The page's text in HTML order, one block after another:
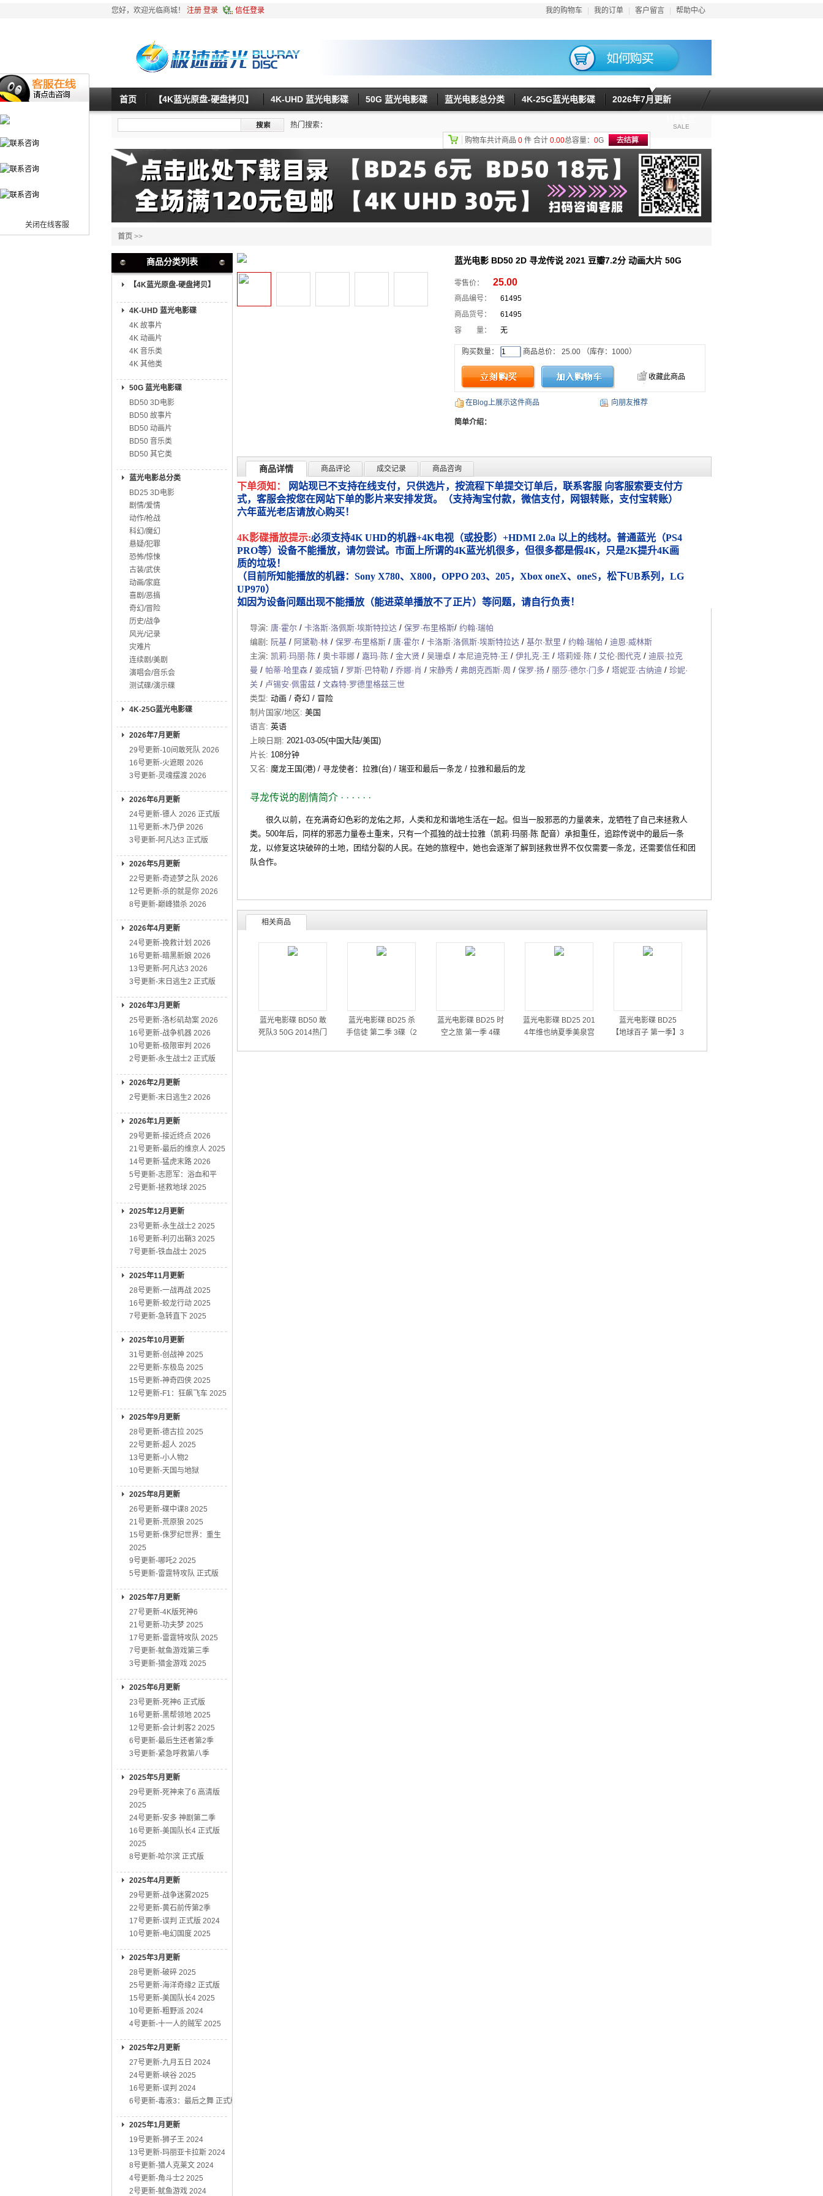
关闭在线客服
您好，欢迎光临商城！ 注册 登录 信任登录 我的购物车 我的订单 客户留言 帮助中心
首页 【4K蓝光原盘-硬盘拷贝】 4K-UHD 蓝光电影碟 50G 蓝光电影碟 蓝光电影总分类 4K-25G蓝光电影碟 2026年7月更新
SALE
热门搜索：
购物车共计商品 0 件 合计 0.00总容量： 0G
首页 >>
商品分类列表
【4K蓝光原盘-硬盘拷贝】
4K-UHD 蓝光电影碟
4K 故事片
4K 动画片
4K 音乐类
4K 其他类
50G 蓝光电影碟
BD50 3D电影
BD50 故事片
BD50 动画片
BD50 音乐类
BD50 其它类
蓝光电影总分类
BD25 3D电影
剧情/爱情
动作/枪战
科幻/魔幻
悬疑/犯罪
恐怖/惊悚
古装/武侠
动画/家庭
喜剧/恶搞
奇幻/冒险
历史/战争
风光/记录
灾难片
连续剧/美剧
演唱会/音乐会
测试碟/演示碟
4K-25G蓝光电影碟
2026年7月更新
29号更新-10间敢死队 2026
16号更新-火遮眼 2026
3号更新-灵魂摆渡 2026
2026年6月更新
24号更新-镖人 2026 正式版
11号更新-木乃伊 2026
3号更新-阿凡达3 正式版
2026年5月更新
22号更新-奇迹梦之队 2026
12号更新-杀的就是你 2026
8号更新-巅峰猎杀 2026
2026年4月更新
24号更新-挽救计划 2026
16号更新-暗黑新娘 2026
13号更新-阿凡达3 2026
3号更新-末日逃生2 正式版
2026年3月更新
25号更新-洛杉矶劫案 2026
16号更新-战争机器 2026
10号更新-极限审判 2026
2号更新-永生战士2 正式版
2026年2月更新
2号更新-末日逃生2 2026
2026年1月更新
29号更新-接近终点 2026
21号更新-最后的维京人 2025
14号更新-猛虎末路 2026
5号更新-志愿军：浴血和平
2号更新-拯救地球 2025
2025年12月更新
23号更新-永生战士2 2025
16号更新-利刃出鞘3 2025
7号更新-铁血战士 2025
2025年11月更新
28号更新-一战再战 2025
16号更新-蛟龙行动 2025
7号更新-急转直下 2025
2025年10月更新
31号更新-创战神 2025
22号更新-东极岛 2025
15号更新-神奇四侠 2025
12号更新-F1：狂飙飞车 2025
2025年9月更新
28号更新-德古拉 2025
22号更新-超人 2025
13号更新-小人物2
10号更新-天国与地狱
2025年8月更新
26号更新-碟中谍8 2025
21号更新-荒原狼 2025
15号更新-侏罗纪世界：重生
2025
9号更新-哪吒2 2025
5号更新-雷霆特攻队 正式版
2025年7月更新
27号更新-4K版死神6
21号更新-功夫梦 2025
17号更新-雷霆特攻队 2025
7号更新-鱿鱼游戏第三季
3号更新-猎金游戏 2025
2025年6月更新
23号更新-死神6 正式版
16号更新-黑帮领地 2025
12号更新-会计刺客2 2025
6号更新-最后生还者第2季
3号更新-紧急呼救第八季
2025年5月更新
29号更新-死神来了6 高清版
2025
24号更新-安多 神剧第二季
16号更新-美国队长4 正式版
2025
8号更新-哈尔滨 正式版
2025年4月更新
29号更新-战争迷雾2025
22号更新-黄石前传第2季
17号更新-误判 正式版 2024
10号更新-电幻国度 2025
2025年3月更新
28号更新-破碎 2025
25号更新-海洋奇缘2 正式版
15号更新-美国队长4 2025
10号更新-粗野派 2024
4号更新-十一人的贼军 2025
2025年2月更新
27号更新-九月五日 2024
24号更新-峡谷 2025
16号更新-误判 2024
6号更新-毒液3：最后之舞 正式版
2025年1月更新
19号更新-狮子王 2024
13号更新-玛丽亚卡拉斯 2024
8号更新-猎人克莱文 2024
4号更新-角斗士2 2025
2号更新-鱿鱼游戏 2024
蓝光电影 BD50 2D 寻龙传说 2021 豆瓣7.2分 动画大片 50G
零售价： 25.00
商品编号：
61495
商品货号：
61495
容 量：
无
购买数量： 商品总价： 25.00 （库存： 1000）
收藏此商品
在Blog上展示这件商品 向朋友推荐
简单介绍：
商品详情 商品评论 成交记录 商品咨询
下单须知：
网站现已不支持在线支付，只供选片，按流程下单提交订单后，联系客服 向客服索要支付方
式，客服会按您在网站下单的影片来安排发货。（支持淘宝付款，微信支付，网银转账，支付宝转账）
六年蓝光老店请放心购买！
4K影碟播放提示:必须支持4K UHD的机器+4K电视（或投影）+HDMI 2.0a 以上的线材。普通蓝光（PS4
PRO等）设备不能播放，请勿尝试。市面上所谓的4K蓝光机很多，但很多都是假4K，只是2K提升4K画
质的垃圾！
（目前所知能播放的机器：Sony X780、X800，OPPO 203、205，Xbox oneX、oneS，松下UB系列，LG
UP970）
如因为设备问题出现不能播放（能进菜单播放不了正片）等问题，请自行负责！
导演: 唐·霍尔 / 卡洛斯·洛佩斯·埃斯特拉达 / 保罗·布里格斯/ 约翰·瑞帕
编剧 : 阮基 / 阿黛勒·林 / 保罗·布里格斯 / 唐·霍尔 / 卡洛斯·洛佩斯·埃斯特拉达 / 基尔·默里 / 约翰·瑞帕 / 迪恩·威林斯
主演: 凯莉·玛丽·陈 / 奥卡菲娜 / 嘉玛·陈 / 金大贤 / 吴珊卓 / 本尼迪克特·王 / 伊扎克·王 / 塔莉娅·陈 / 艾伦·图代克 / 迪辰·拉克
曼 / 帕蒂·哈里森 / 姜成镐 / 罗斯·巴特勒 / 乔娜·肖 / 宋静秀 / 弗朗克西斯·周 / 保罗·扬 / 丽莎·德尔·门多 / 塔妮亚·古纳迪 / 珍妮·
关 / 卢锡安·佩雷兹 / 文森特·罗德里格兹三世
类型: 动画 / 奇幻 / 冒险
制片国家/地区: 美国
语言: 英语
上映日期: 2021-03-05(中国大陆/美国)
片长: 108分钟
又名: 魔龙王国(港) / 寻龙使者：拉雅(台) / 瑞亚和最后一条龙 / 拉雅和最后的龙
寻龙传说的剧情简介 · · · · · ·
很久以前，在充满奇幻色彩的龙佑之邦，人类和龙和谐地生活在一起。但当一股邪恶的力量袭来，龙牺牲了自己来拯救人
类。500年后，同样的邪恶力量卷土重来，只有一个孤独的战士拉雅（凯莉·玛丽·陈 配音）承担重任，追踪传说中的最后一条
龙，以修复这块破碎的土地，团结分裂的人民。在她的旅程中，她也会逐渐了解到拯救世界不仅仅需要一条龙，还需要信任和团
队合作。
相关商品
蓝光电影碟 BD50 敢
死队3 50G 2014热门
蓝光电影碟 BD25 杀
手信徒 第二季 3碟（2
蓝光电影碟 BD25 时
空之旅 第一季 4碟
蓝光电影碟 BD25 201
4年维也纳夏季美泉宫
蓝光电影碟 BD25
【地球百子 第一季】3